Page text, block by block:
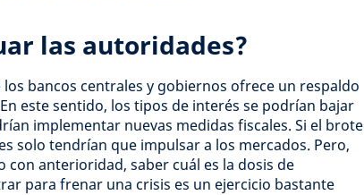
las autoridades?
bancos centrales y gobiernos ofrece un respaldo
este sentido, los tipos de interés se podrían bajar
implementar nuevas medidas fiscales. Si el brote
solo tendrían que impulsar a los mercados. Pero,
con anterioridad, saber cuál es la dosis de
para frenar una crisis es un ejercicio bastante